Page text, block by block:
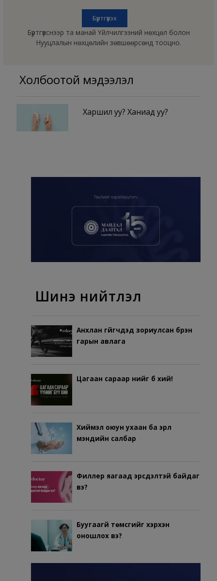
Бүртгүүлснээр та манай Үйлчилгээний нөхцөл болон
Нууцлалын нөхцөлийн зөвшөөрсөнд тооцно.
Холбоотой мэдээлэл
Харшил уу? Ханиад уу?
Шинэ нийтлэл
Анхлан гүйгчдэд зориулсан бүрэн
гарын авлага
Цагаан сараар үүнийг бүү хий!
Хиймэл оюун ухаан ба эрүүл
мэндийн салбар
Филлер яагаад эрсдэлтэй байдаг
вэ?
Буугаагүй төмсгийг хэрхэн
оношлох вэ?